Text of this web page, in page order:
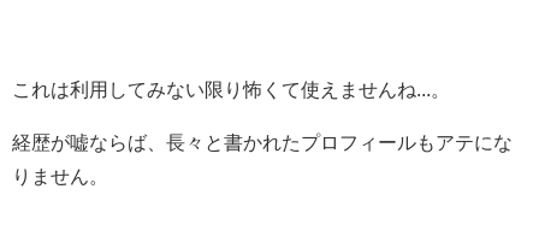
これは利用してみない限り怖くて使えませんね...。
経歴が嘘ならば、長々と書かれたプロフィールもアテにな
りません。